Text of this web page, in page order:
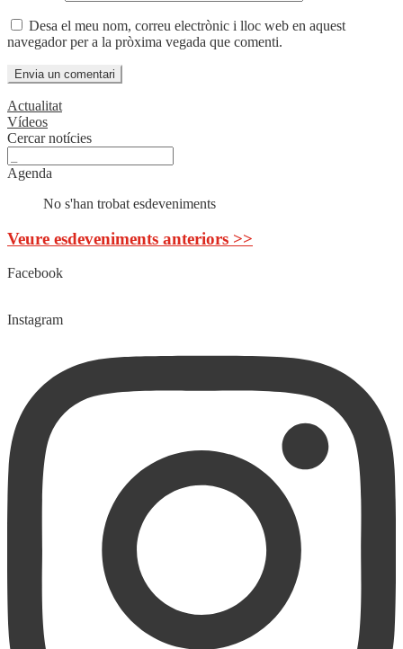
Desa el meu nom, correu electrònic i lloc web en aquest
navegador per a la pròxima vegada que comenti.
Actualitat
Vídeos
Cercar notícies
Agenda
No s'han trobat esdeveniments
Veure esdeveniments anteriors >>
Facebook
Instagram